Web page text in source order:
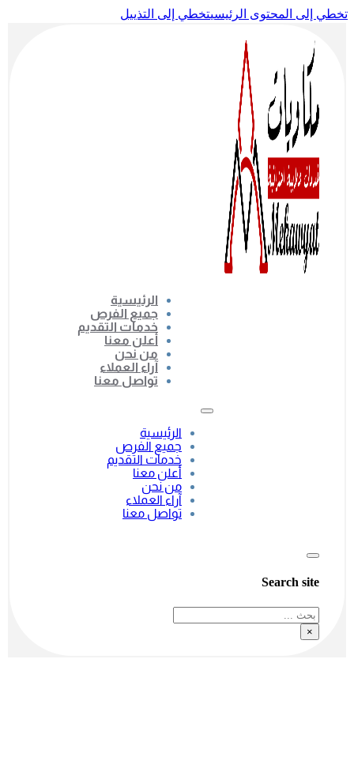
تخطي إلى المحتوى الرئيسيتخطي إلى التذييل
الرئيسية
جميع الفرص
خدمات التقديم
أعلن معنا
من نحن
آراء العملاء
تواصل معنا
الرئيسية
جميع الفرص
خدمات التقديم
أعلن معنا
من نحن
آراء العملاء
تواصل معنا
Search site
بحث
×